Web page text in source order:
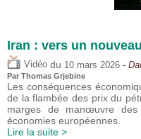
Iran : vers un
Vidéo du 10 mars 2026 -
Par Thomas Grjebine
Les conséquences
de la flambée des prix du
marges de manœuvre
économies européennes.
Lire la suite >